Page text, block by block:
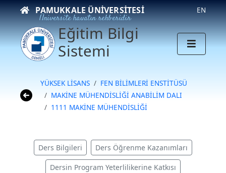
PAMUKKALE ÜNIVERSITESI
Üniversite hayatın rehberidir
EN
Eğitim Bilgi
Sistemi
YÜKSEK LİSANS
FEN BİLİMLERİ ENSTİTÜSÜ
MAKİNE MÜHENDİSLİĞİ ANABİLİM DALI
1111 MAKİNE MÜHENDİSLİĞİ
Ders Bilgileri Ders Öğrenme Kazanımları
Dersin Program Yeterlilikerine Katkısı